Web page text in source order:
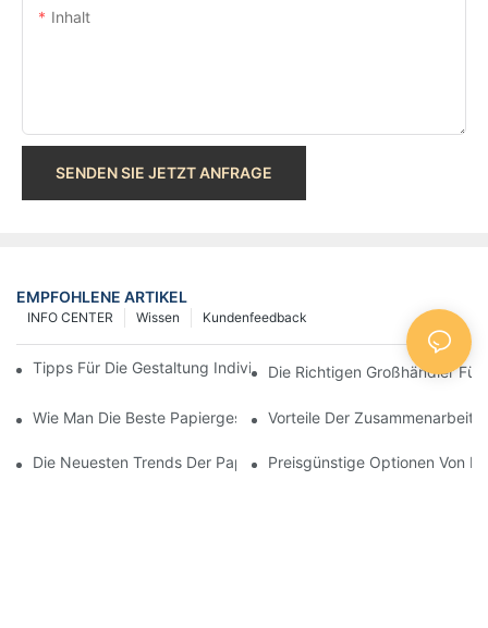
Inhalt
SENDEN SIE JETZT ANFRAGE
EMPFOHLENE ARTIKEL
Kundenfeedback
Wissen
INFO CENTER
Tipps Für Die Gestaltung Individueller Papiertüten, Die Auffallen
Die Richtigen Großhändler
Wie Man Die Beste Papiergeschenktütenfabrik Auswählt
Vorteile Der Zusammenarbeit
Die Neuesten Trends Der Papiergeschenktütenhersteller
Preisgünstige Optionen Von